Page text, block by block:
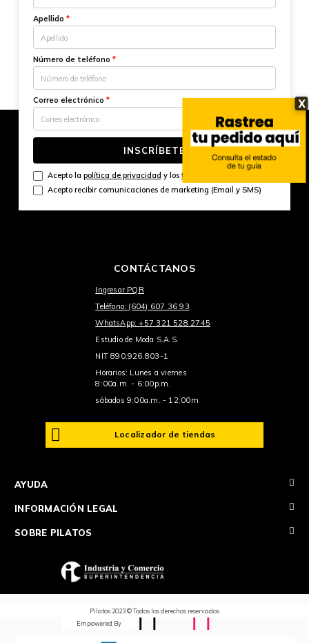
X
Apellido *
Número de teléfono *
Correo electrónico *
INSCRÍBETE
Acepto la política de privacidad y lostérminos y condiciones
Acepto recibir comunicaciones de marketing (Email y SMS)
CONTÁCTANOS
Ingresar PQR
Teléfono: (604) 607 36 93
WhatsApp: +57 321 528 2745
Estudio de Moda S.A.S.
NIT 890.926.803-1
Horarios: Lunes a viernes
8:00a.m. - 6:00p.m.
sábados 9:00a.m. - 12:00m
Localizador de tiendas
AYUDA +
INFORMACIÓN LEGAL +
SOBRE PILATOS +
Pilatos 2023 © Todos los derechos reservados
Empowered By